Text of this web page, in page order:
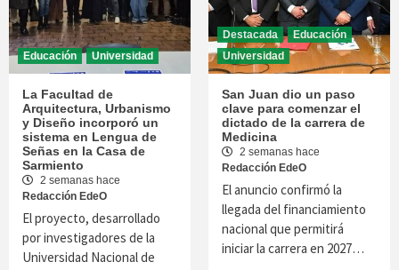
Educación Universidad
La Facultad de
Arquitectura, Urbanismo
y Diseño incorporó un
sistema en Lengua de
Señas en la Casa de
Sarmiento
2 semanas hace
Redacción EdeO
El proyecto, desarrollado
por investigadores de la
Universidad Nacional de
Destacada
Educación
Universidad
San Juan dio un paso
clave para comenzar el
dictado de la carrera de
Medicina
2 semanas hace
Redacción EdeO
El anuncio confirmó la
llegada del financiamiento
nacional que permitirá
iniciar la carrera en 2027…